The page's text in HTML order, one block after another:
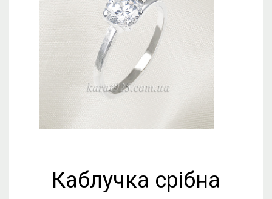
Каблучка срібна